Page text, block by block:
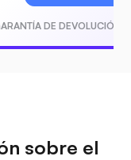
DE DEVOLUCIÓN
sobre el